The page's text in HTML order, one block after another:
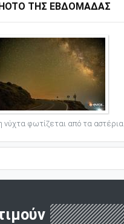
ΤΗΣ ΕΒΔΟΜΑΔΑΣ
νύχτα φωτίζεται από τα αστέρια